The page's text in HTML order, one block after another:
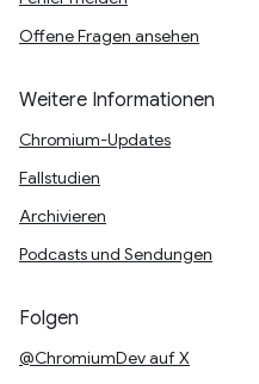
Offene Fragen ansehen
Weitere Informationen
Chromium-Updates
Fallstudien
Archivieren
Podcasts und Sendungen
Folgen
@ChromiumDev auf X